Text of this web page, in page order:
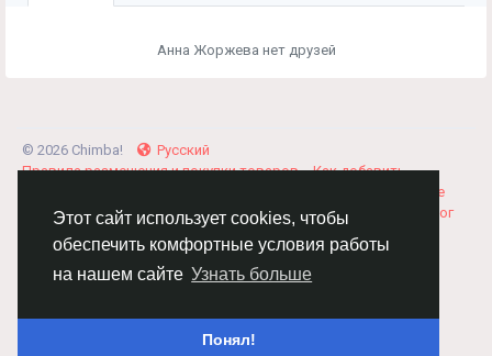
Этот сайт использует cookies, чтобы
обеспечить комфортные условия работы
на нашем сайте Узнать больше
Понял!
Анна Жоржева нет друзей
© 2026 Chimba!
Русский
Правила размещения и покупки товаров
Как добавить
Соглашение
Политика Конфиденциальности
Свяжитесь с нами Каталог